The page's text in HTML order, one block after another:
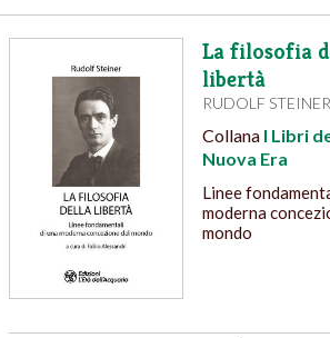
La filosofia
libertà
RUDOLF STEINER
Collana I Libri
Nuova Era
Linee
moderna
mondo